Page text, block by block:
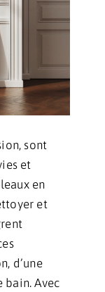
sont
et
en
et
d’une
bain. Avec